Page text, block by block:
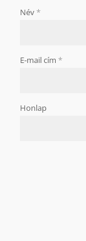
Név*
E-mail cím *
Honlap